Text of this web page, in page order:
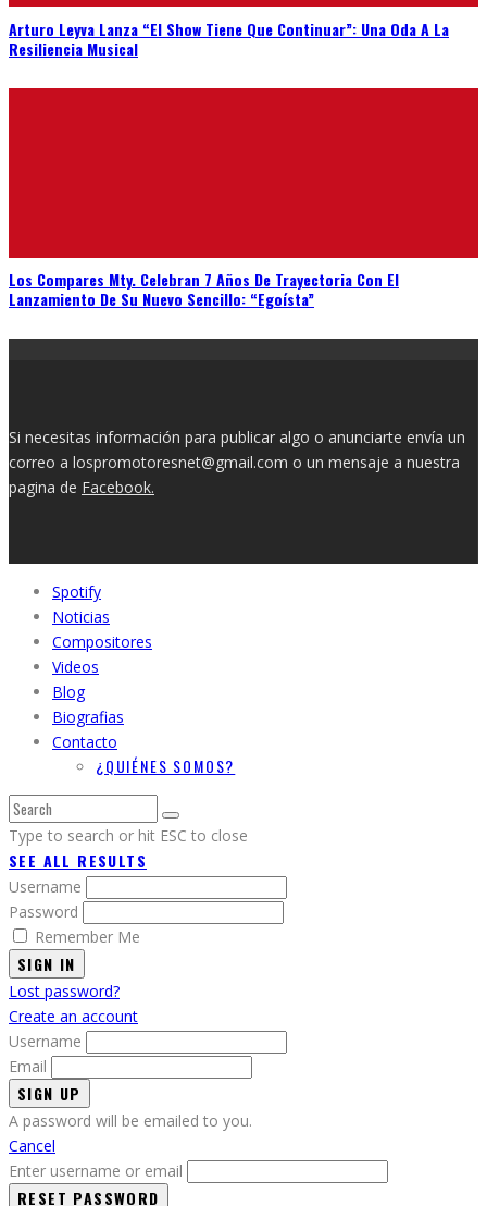
Arturo Leyva Lanza “El Show Tiene Que Continuar”: Una Oda A La
Resiliencia Musical
Los Compares Mty. Celebran 7 Años De Trayectoria Con El
Lanzamiento De Su Nuevo Sencillo: “Egoísta”
Si necesitas información para publicar algo o anunciarte envía un
correo a lospromotoresnet@gmail.com o un mensaje a nuestra
pagina de Facebook.
Spotify
Noticias
Compositores
Videos
Blog
Biografias
Contacto
¿QUIÉNES SOMOS?
Type to search or hit ESC to close
SEE ALL RESULTS
Username
Password
Remember Me
SIGN IN
Lost password?
Create an account
Username
Email
A password will be emailed to you.
Cancel
Enter username or email